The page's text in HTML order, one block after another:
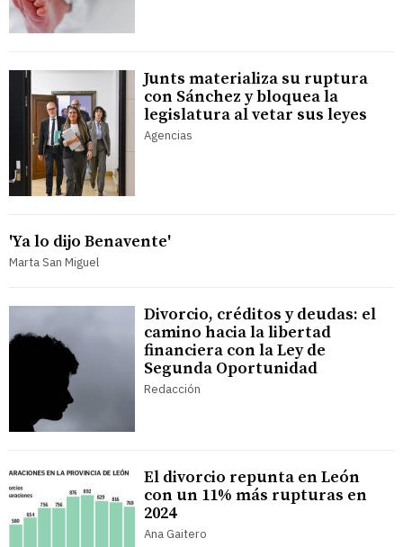
Junts materializa su ruptura
con Sánchez y bloquea la
legislatura al vetar sus leyes
Agencias
'Ya lo dijo Benavente'
Marta San Miguel
Divorcio, créditos y deudas: el
camino hacia la libertad
financiera con la Ley de
Segunda Oportunidad
Redacción
El divorcio repunta en León
con un 11% más rupturas en
2024
Ana Gaitero